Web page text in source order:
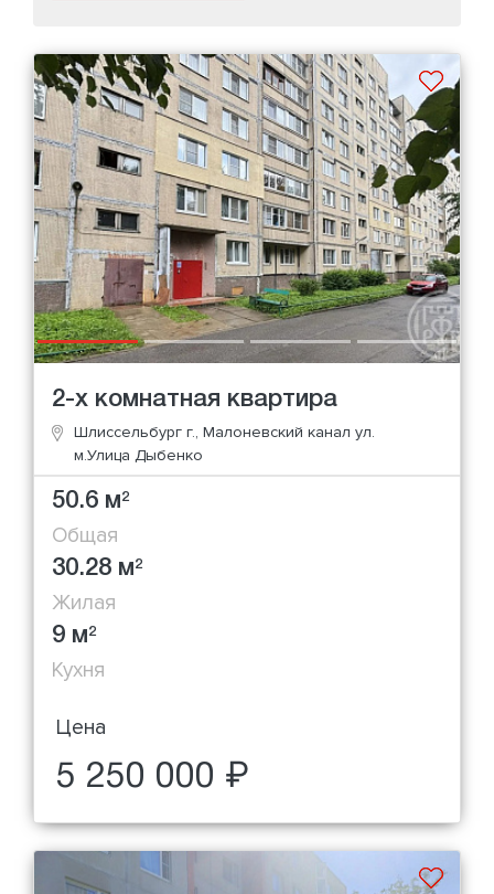
2-х комнатная квартира
Шлиссельбург г., Малоневский канал ул.
м.Улица Дыбенко
50.6 м2
Общая
30.28 м2
Жилая
9 м2
Кухня
Цена
5 250 000 ₽